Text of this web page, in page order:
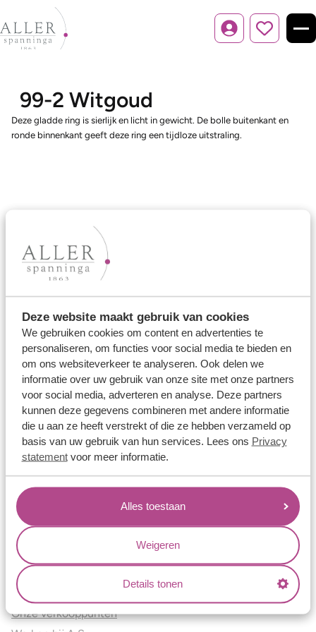
Deze website maakt gebruik van cookies
We gebruiken cookies om content en advertenties te
personaliseren, om functies voor social media te bieden en
om ons websiteverkeer te analyseren. Ook delen we
informatie over uw gebruik van onze site met onze partners
voor social media, adverteren en analyse. Deze partners
kunnen deze gegevens combineren met andere informatie
die u aan ze heeft verstrekt of die ze hebben verzameld op
basis van uw gebruik van hun services. Lees ons Privacy
statementvoor meer informatie.
Alles toestaan
Weigeren
Details tonen
Inloggen
99-2 Witgoud
Deze gladde ring is sierlijk en licht in gewicht. De bolle buitenkant en
ronde binnenkant geeft deze ring een tijdloze uitstraling.
Ons aanbod
Trouwringen
Memoireringen
Verlovingsringen
Vriendschapsringen
Over ons
Aller Spanninga
Historie
Certificaten
Blogs
Jouw voordelen
Conflictvrije Materialen
Oneindig veel mogelijkheden
Kwaliteit
Juweliers & Contact
Onze verkooppunten